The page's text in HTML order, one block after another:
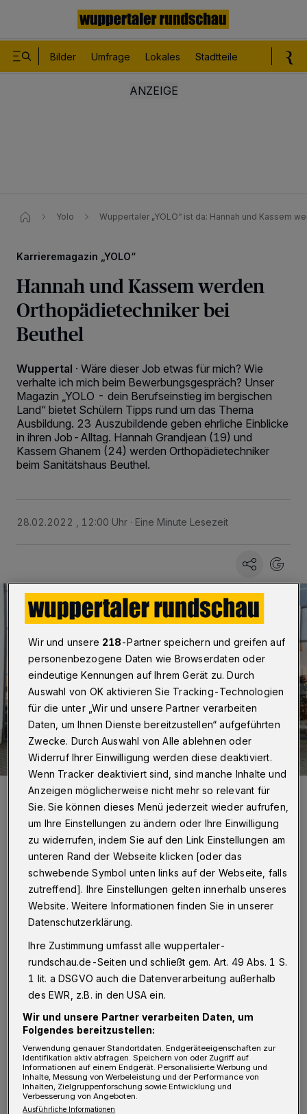
Bilder Umfrage Lokales Stadtteile
Yolo Wuppertaler „YOLO“ ist da: Hannah und Kassem
Karrieremagazin „YOLO“
Hannah und Kassem werden
Orthopädietechniker bei
Beuthel
Wuppertal · Wäre dieser Job etwas für mich? Wie
verhalte ich mich beim Bewerbungsgespräch? Unser
Magazin „YOLO - dein Berufseinstieg im bergischen
Land“ bietet Schülern Tipps rund um das Thema
Ausbildung. 23 Auszubildende geben ehrliche Einblicke
in ihren Job-Alltag. Hannah Grandjean (19) und
Kassem Ghanem (24) werden Orthopädietechniker
beim Sanitätshaus Beuthel.
28.02.2022 , 12:00 Uhr Eine Minute Lesezeit
Hannah und Kassem sind Azubis beim Sanitätshaus Beuthel.
Foto: Simone Bahrmann
So habe ich herausgefunden, was mein
Traumjob ist:
Hannah : Ich habe verschiedene Praktika
gemacht und dabei viele Berufe kennengelernt.
Dadurch konnte ich mir sicher sein, den
richtigen Beruf für mich gefunden zu haben.
Kassem:Ich habe durch ein Praktikum meinen
Traumjob gefunden, weil ich den Beruf so am
besten kennenlernen konnte.
Die Anforderungen in meinem Job:
Wir und unsere 218-Partner speichern und greifen auf
personenbezogene Daten wie Browserdaten oder
eindeutige Kennungen auf Ihrem Gerät zu. Durch
Auswahl von OK aktivieren Sie Tracking-Technologien
für die unter „Wir und unsere Partner verarbeiten
Daten, um Ihnen Dienste bereitzustellen“ aufgeführten
Zwecke. Durch Auswahl von Alle ablehnen oder
Widerruf Ihrer Einwilligung werden diese deaktiviert.
Wenn Tracker deaktiviert sind, sind manche Inhalte und
Anzeigen möglicherweise nicht mehr so relevant für
Sie. Sie können dieses Menü jederzeit wieder aufrufen,
um Ihre Einstellungen zu ändern oder Ihre Einwilligung
zu widerrufen, indem Sie auf den Link Einstellungen am
unteren Rand der Webseite klicken [oder das
schwebende Symbol unten links auf der Webseite, falls
zutreffend]. Ihre Einstellungen gelten innerhalb unseres
Website. Weitere Informationen finden Sie in unserer
Datenschutzerklärung.
Ihre Zustimmung umfasst alle wuppertaler-
rundschau.de-Seiten und schließt gem. Art. 49 Abs. 1 S.
1 lit. a DSGVO auch die Datenverarbeitung außerhalb
des EWR, z.B. in den USA ein.
Wir und unsere Partner verarbeiten Daten, um
Folgendes bereitzustellen:
Verwendung genauer Standortdaten. Endgeräteeigenschaften zur
Identifikation aktiv abfragen. Speichern von oder Zugriff auf
Informationen auf einem Endgerät. Personalisierte Werbung und
Inhalte, Messung von Werbeleistung und der Performance von
Inhalten, Zielgruppenforschung sowie Entwicklung und
Verbesserung von Angeboten.
Ausführliche Informationen